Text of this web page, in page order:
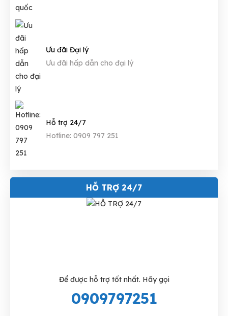
Ưu đãi Đại lý
Ưu đãi hấp dẫn cho đại lý
Hỗ trợ 24/7
Hotline: 0909 797 251
HỖ TRỢ 24/7
Để được hỗ trợ tốt nhất. Hãy gọi
0909797251